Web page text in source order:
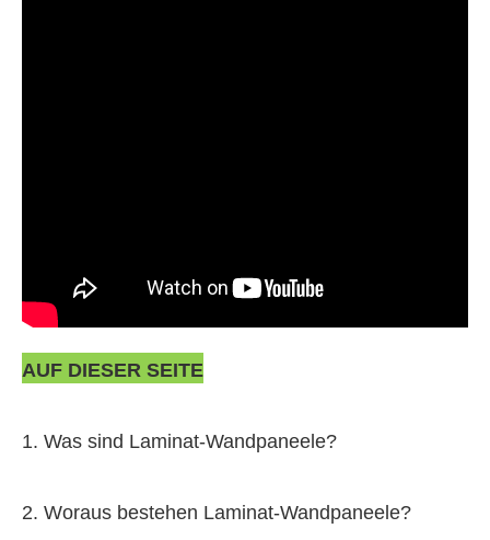
AUF DIESER SEITE
1. Was sind Laminat-Wandpaneele?
2. Woraus bestehen Laminat-Wandpaneele?